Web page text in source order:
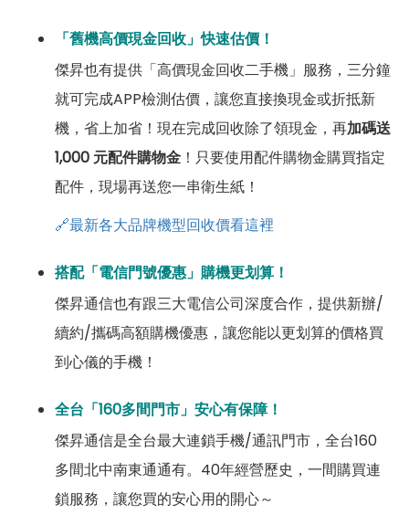
「舊機高價現金回收」快速估價！
傑昇也有提供「高價現金回收二手機」服務，三分鐘
就可完成APP檢測估價，讓您直接換現金或折抵新
機，省上加省！現在完成回收除了領現金，再加碼送
1,000 元配件購物金 ！只要使用配件購物金購買指定
配件，現場再送您一串衛生紙！
🔗最新各大品牌機型回收價看這裡
搭配「電信門號優惠」購機更划算！
傑昇通信也有跟三大電信公司深度合作，提供新辦/
續約/攜碼高額購機優惠，讓您能以更划算的價格買
到心儀的手機！
全台「160多間門市」安心有保障！
傑昇通信是全台最大連鎖手機/通訊門市，全台160
多間北中南東通通有。40年經營歷史，一間購買連
鎖服務，讓您買的安心用的開心～